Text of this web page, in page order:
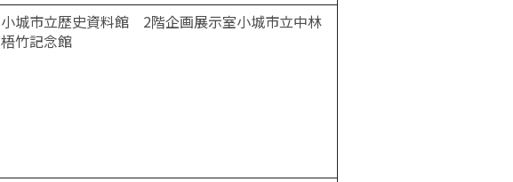
小城市立歴史資料館 2階企画展示室小城市立中林
梧竹記念館